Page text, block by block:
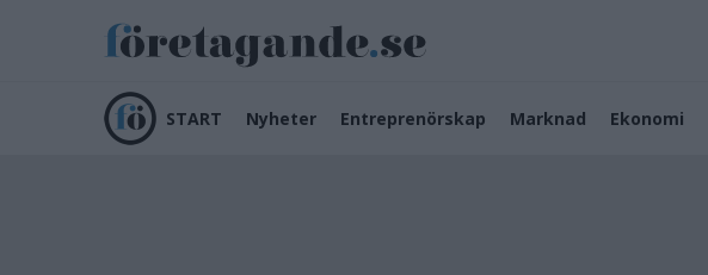
START Nyheter Entreprenörskap Marknad Ekonomi